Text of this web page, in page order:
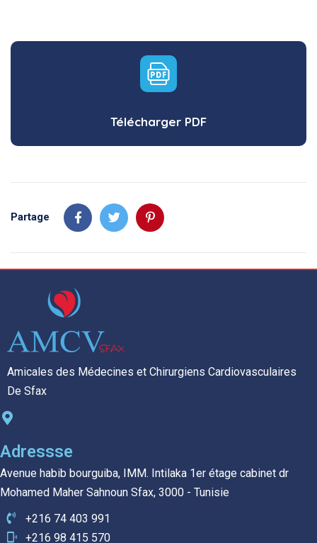
Télécharger PDF
Partage
Amicales des Médecines et Chirurgiens Cardiovasculaires
De Sfax
Adressse
Avenue habib bourguiba, IMM. Intilaka 1er étage cabinet dr
Mohamed Maher Sahnoun Sfax, 3000 - Tunisie
+216 74 403 991
+216 98 415 570